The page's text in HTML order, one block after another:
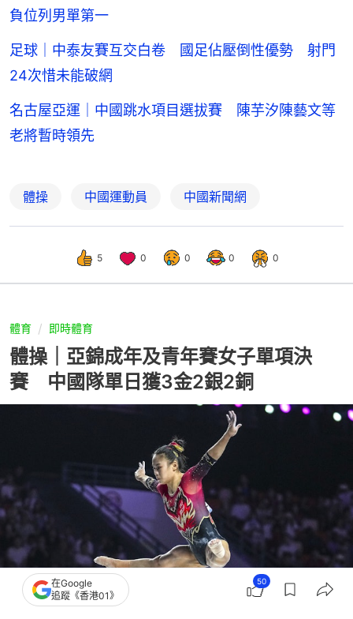
負位列男單第一
足球｜中泰友賽互交白卷 國足佔壓倒性優勢 射門
24次惜未能破網
名古屋亞運｜中國跳水項目選拔賽 陳芋汐陳藝文等
老將暫時領先
體操 中國運動員 中國新聞網
5 0 0 0 0
體育 即時體育
體操｜亞錦成年及青年賽女子單項決
賽 中國隊單日獲3金2銀2銅
撰文：新華網
在Google
追蹤《香港01》
50